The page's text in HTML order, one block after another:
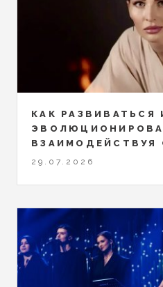
КАК РАЗВИВАТЬСЯ
ВЗАИМОДЕЙСТВУЯ
29.07.2026